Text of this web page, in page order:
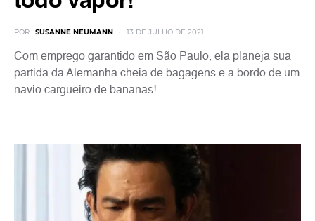
POR SUSANNE NEUMANN 13 DE JULHO DE 2021
Com emprego garantido em São Paulo, ela planeja sua
partida da Alemanha cheia de bagagens e a bordo de um
navio cargueiro de bananas!